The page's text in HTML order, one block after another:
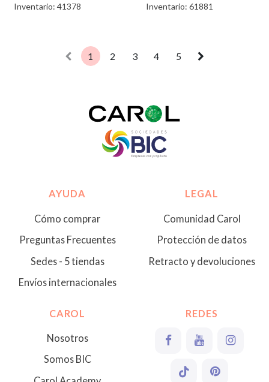
Inventario: 41378 Inventario: 61881
1 2 3 4 5
AYUDA
Cómo comprar
Preguntas Frecuentes
Sedes - 5 tiendas
Envíos internacionales
LEGAL
Comunidad Carol
Protección de datos
Retracto y devoluciones
CAROL
Nosotros
Somos BIC
REDES